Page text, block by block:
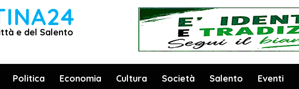
e del Salento
Politica Economia Cultura Società Salento Eventi